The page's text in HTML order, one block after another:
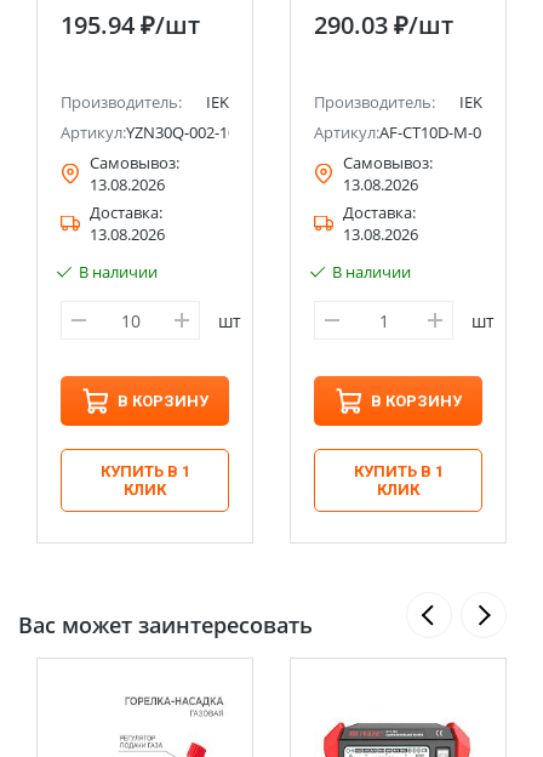
195.94 ₽/шт
Производитель:
IEK
Артикул:YZN30Q-002-10P
Самовывоз:
13.08.2026
Доставка:
13.08.2026
В наличии
шт
В КОРЗИНУ
КУПИТЬ В 1
КЛИК
290.03 ₽/шт
Производитель:
IEK
Артикул:AF-CT10D-M-010-23
Самовывоз:
13.08.2026
Доставка:
13.08.2026
В наличии
шт
В КОРЗИНУ
КУПИТЬ В 1
КЛИК
Вас может заинтересовать